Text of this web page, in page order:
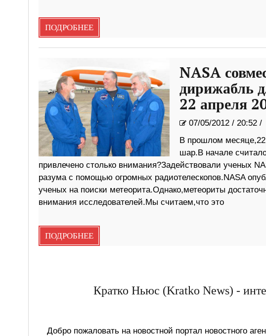
ПОДРОБНЕЕ
NASA
дирижабль
22 апреля
07/05/2012/ 20:52 /
В прошлом месяце,22
шар.В начале
привлечено столько внимания?Задействовали ученых
разума с помощью огромных радиотелескопов.NASA
ученых на поиски метеорита.Однако,метеориты
внимания исследователей.Мы считаем,что это
ПОДРОБНЕЕ
Кратко Ньюс (Kratko News) -
Добро пожаловать на новостной портал новостного